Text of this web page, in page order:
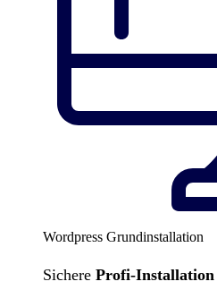
Wordpress Grundinstallation
Sichere Profi-Installation